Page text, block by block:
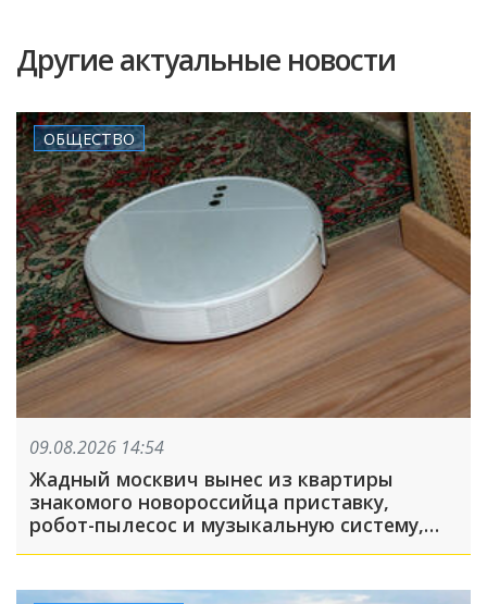
Другие актуальные новости
ОБЩЕСТВО
09.08.2026 14:54
Жадный москвич вынес из квартиры
знакомого новороссийца приставку,
робот-пылесос и музыкальную систему,
пока его подельник отвлекал хозяина